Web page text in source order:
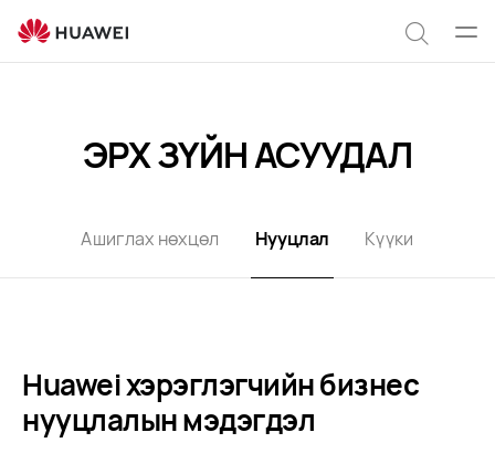
privacy-
statement-
huawei
Хайлт
Цэс
нээх
ЭРХ ЗҮЙН АСУУДАЛ
Ашиглах нөхцөл Нууцлал Күүки
Huawei хэрэглэгчийн бизнес
нууцлалын мэдэгдэл